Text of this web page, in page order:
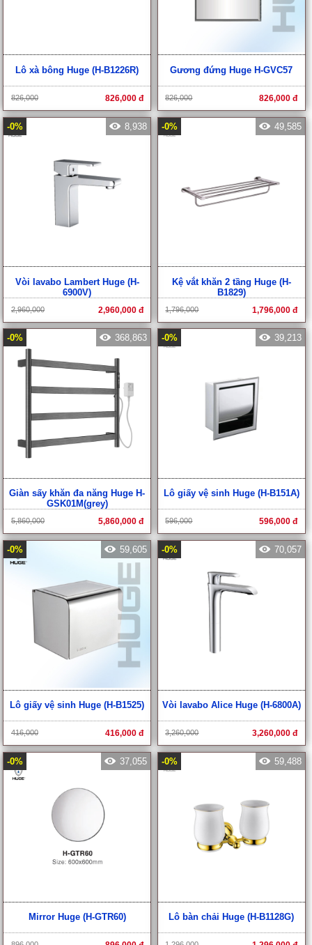
Lô xà bông Huge (H-B1226R)
826,000 826,000 đ
Gương đứng Huge H-GVC57
826,000 826,000 đ
-0% 8,938
Vòi lavabo Lambert Huge (H-
6900V)
2,960,000 2,960,000 đ
-0% 49,585
Kệ vắt khăn 2 tầng Huge (H-
B1829)
1,796,000 1,796,000 đ
-0% 368,863
Giàn sấy khăn đa năng Huge H-
GSK01M(grey)
5,860,000 5,860,000 đ
-0% 39,213
Lô giấy vệ sinh Huge (H-B151A)
596,000 596,000 đ
-0% 59,605
Lô giấy vệ sinh Huge (H-B1525)
416,000 416,000 đ
-0% 70,057
Vòi lavabo Alice Huge (H-6800A)
3,260,000 3,260,000 đ
-0% 37,055
Mirror Huge (H-GTR60)
-0% 59,488
Lô bàn chải Huge (H-B1128G)